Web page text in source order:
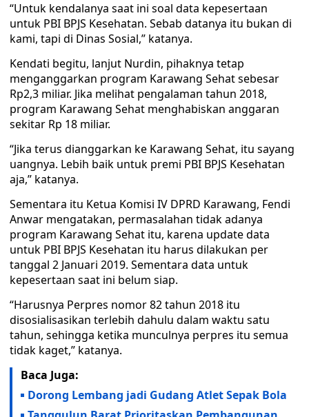
“Untuk kendalanya saat ini soal data kepesertaan
untuk PBI BPJS Kesehatan. Sebab datanya itu bukan di
kami, tapi di Dinas Sosial,” katanya.
Kendati begitu, lanjut Nurdin, pihaknya tetap
menganggarkan program Karawang Sehat sebesar
Rp2,3 miliar. Jika melihat pengalaman tahun 2018,
program Karawang Sehat menghabiskan anggaran
sekitar Rp 18 miliar.
“Jika terus dianggarkan ke Karawang Sehat, itu sayang
uangnya. Lebih baik untuk premi PBI BPJS Kesehatan
aja,” katanya.
Sementara itu Ketua Komisi IV DPRD Karawang, Fendi
Anwar mengatakan, permasalahan tidak adanya
program Karawang Sehat itu, karena update data
untuk PBI BPJS Kesehatan itu harus dilakukan per
tanggal 2 Januari 2019. Sementara data untuk
kepesertaan saat ini belum siap.
“Harusnya Perpres nomor 82 tahun 2018 itu
disosialisasikan terlebih dahulu dalam waktu satu
tahun, sehingga ketika munculnya perpres itu semua
tidak kaget,” katanya.
Baca Juga:
Dorong Lembang jadi Gudang Atlet Sepak Bola